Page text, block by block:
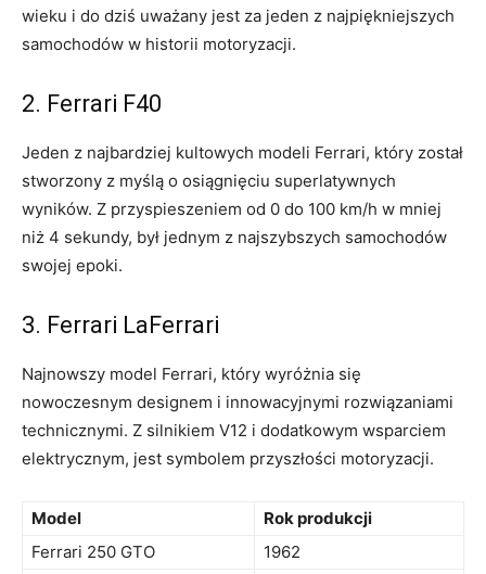
wieku i do dziś uważany jest za jeden ⁣z⁤ najpiękniejszych
samochodów w historii motoryzacji.
2. Ferrari F40
Jeden z najbardziej kultowych⁤ modeli⁢ Ferrari, który został
stworzony z myślą o osiągnięciu ⁢superlatywnych
wyników. Z⁤ przyspieszeniem od 0​ do 100 km/h w ‍mniej
niż ‍4 sekundy, był ⁣jednym z najszybszych samochodów
swojej epoki.
3. Ferrari LaFerrari
Najnowszy model Ferrari, który wyróżnia się
nowoczesnym ⁢designem​ i⁢ innowacyjnymi rozwiązaniami
⁣technicznymi. ‍Z silnikiem V12 i dodatkowym wsparciem
elektrycznym, jest symbolem przyszłości motoryzacji.
Model
Rok produkcji
Ferrari 250 GTO
1962